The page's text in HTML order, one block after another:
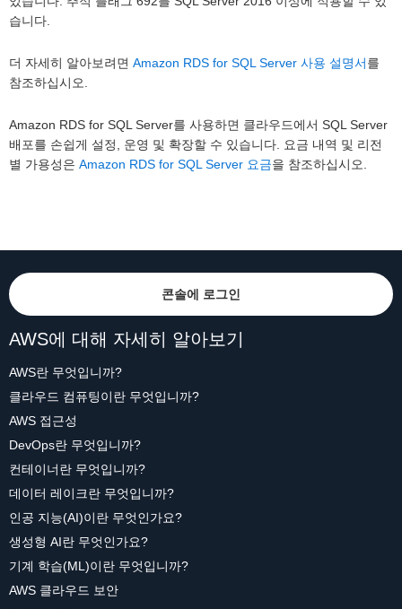
습니다.
더 자세히 알아보려면 Amazon RDS for SQL Server 사용 설명서를
참조하십시오.
Amazon RDS for SQL Server를 사용하면 클라우드에서 SQL Server
배포를 손쉽게 설정, 운영 및 확장할 수 있습니다. 요금 내역 및 리전
별 가용성은 Amazon RDS for SQL Server 요금을 참조하십시오.
콘솔에 로그인
AWS에 대해 자세히 알아보기
AWS란 무엇입니까?
클라우드 컴퓨팅이란 무엇입니까?
AWS 접근성
DevOps란 무엇입니까?
컨테이너란 무엇입니까?
데이터 레이크란 무엇입니까?
인공 지능(AI)이란 무엇인가요?
생성형 AI란 무엇인가요?
기계 학습(ML)이란 무엇입니까?
AWS 클라우드 보안